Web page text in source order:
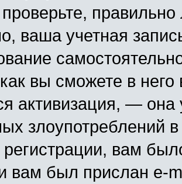
ваша учетная
вы сможете в
активизация, —
злоупотреблений
вам
вам был прислан e-